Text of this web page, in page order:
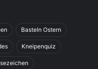
Basteln Ostern
Kneipenquiz